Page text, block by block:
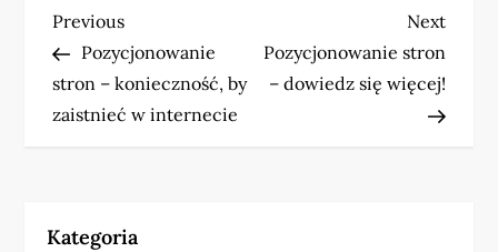
N
a
w
g
Previous
Post
Previous
Pozycjonowanie
stron – konieczność, by
zaistnieć w internecie
Next
Post
Next
Pozycjonowanie stron
– dowiedz się więcej!
Kategoria